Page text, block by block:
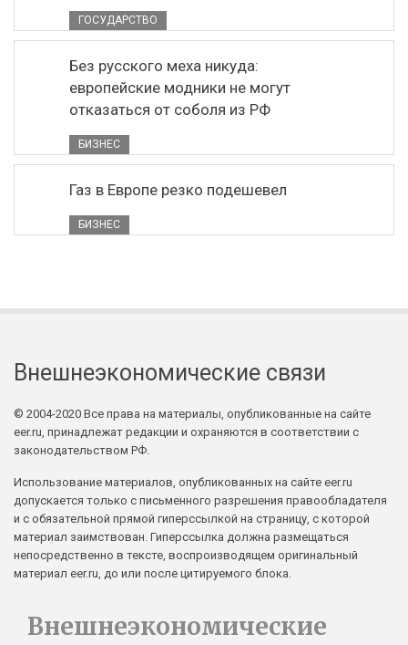
ГОСУДАРСТВО
Без русского меха никуда:
европейские модники не могут
отказаться от соболя из РФ
БИЗНЕС
Газ в Европе резко подешевел
БИЗНЕС
Внешнеэкономические связи
© 2004-2020 Все права на материалы, опубликованные на сайте
eer.ru, принадлежат редакции и охраняются в соответствии с
законодательством РФ.
Использование материалов, опубликованных на сайте eer.ru
допускается только с письменного разрешения правообладателя
и с обязательной прямой гиперссылкой на страницу, с которой
материал заимствован. Гиперссылка должна размещаться
непосредственно в тексте, воспроизводящем оригинальный
материал eer.ru, до или после цитируемого блока.
Внешнеэкономические